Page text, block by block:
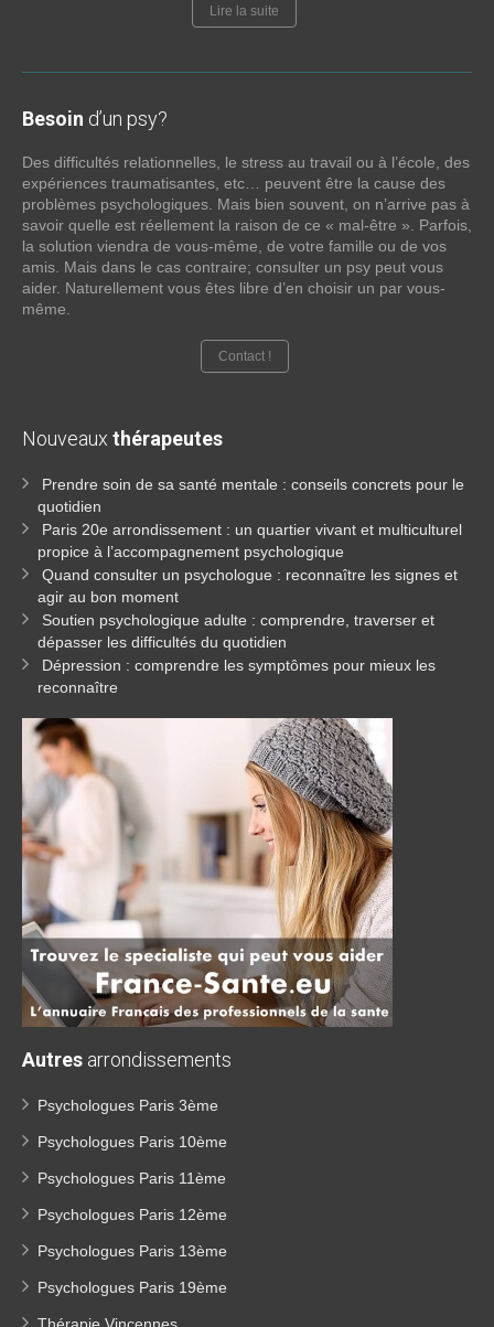
Lire la suite
Besoin d’un psy?
Des difficultés relationnelles, le stress au travail ou à l’école, des
expériences traumatisantes, etc… peuvent être la cause des
problèmes psychologiques. Mais bien souvent, on n’arrive pas à
savoir quelle est réellement la raison de ce « mal-être ». Parfois,
la solution viendra de vous-même, de votre famille ou de vos
amis. Mais dans le cas contraire; consulter un psy peut vous
aider. Naturellement vous êtes libre d’en choisir un par vous-
même.
Contact !
Nouveaux thérapeutes
Prendre soin de sa santé mentale : conseils concrets pour le
quotidien
Paris 20e arrondissement : un quartier vivant et multiculturel
propice à l’accompagnement psychologique
Quand consulter un psychologue : reconnaître les signes et
agir au bon moment
Soutien psychologique adulte : comprendre, traverser et
dépasser les difficultés du quotidien
Dépression : comprendre les symptômes pour mieux les
reconnaître
Autres arrondissements
Psychologues Paris 3ème
Psychologues Paris 10ème
Psychologues Paris 11ème
Psychologues Paris 12ème
Psychologues Paris 13ème
Psychologues Paris 19ème